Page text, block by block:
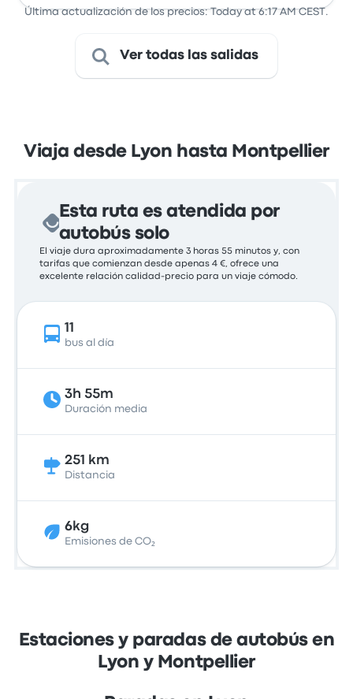
Última actualización de los precios: Today at 6:17 AM CEST.
Ver todas las salidas
Viaja desde Lyon hasta Montpellier
Esta ruta es atendida por
autobús solo
El viaje dura aproximadamente 3 horas 55 minutos y, con
tarifas que comienzan desde apenas 4 €, ofrece una
excelente relación calidad-precio para un viaje cómodo.
11
bus al día
3h 55m
Duración media
251 km
Distancia
6kg
Emisiones de CO₂
Estaciones y paradas de autobús en
Lyon y Montpellier